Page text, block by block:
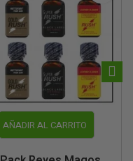
AÑADIR AL CARRITO